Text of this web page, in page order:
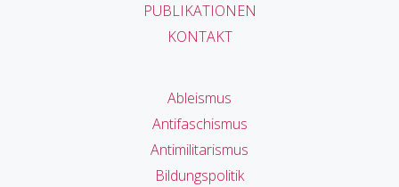
PUBLIKATIONEN
KONTAKT
Ableismus
Antifaschismus
Antimilitarismus
Bildungspolitik